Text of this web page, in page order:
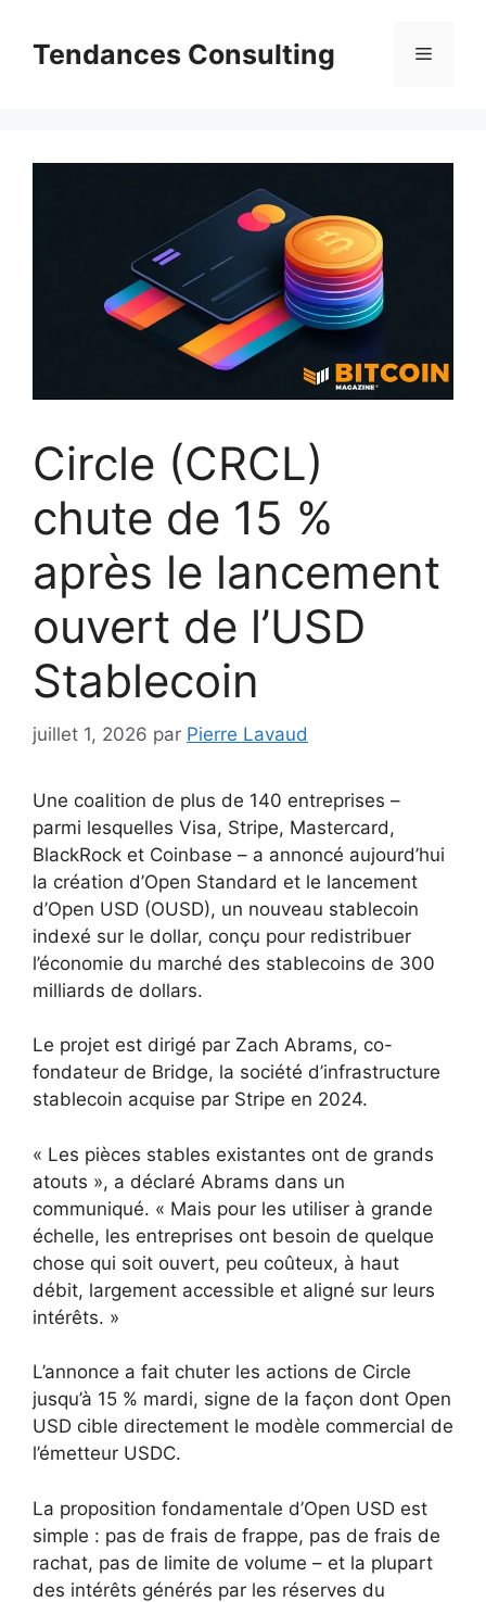
contenuTendances Consulting Menu
Circle (CRCL)
chute de 15 %
après le lancement
ouvert de l’USD
Stablecoin
juillet 1, 2026 par Pierre Lavaud
Une coalition de plus de 140 entreprises –
parmi lesquelles Visa, Stripe, Mastercard,
BlackRock et Coinbase – a annoncé aujourd’hui
la création d’Open Standard et le lancement
d’Open USD (OUSD), un nouveau stablecoin
indexé sur le dollar, conçu pour redistribuer
l’économie du marché des stablecoins de 300
milliards de dollars.
Le projet est dirigé par Zach Abrams, co-
fondateur de Bridge, la société d’infrastructure
stablecoin acquise par Stripe en 2024.
« Les pièces stables existantes ont de grands
atouts », a déclaré Abrams dans un
communiqué. « Mais pour les utiliser à grande
échelle, les entreprises ont besoin de quelque
chose qui soit ouvert, peu coûteux, à haut
débit, largement accessible et aligné sur leurs
intérêts. »
L’annonce a fait chuter les actions de Circle
jusqu’à 15 % mardi, signe de la façon dont Open
USD cible directement le modèle commercial de
l’émetteur USDC.
La proposition fondamentale d’Open USD est
simple : pas de frais de frappe, pas de frais de
rachat, pas de limite de volume – et la plupart
des intérêts générés par les réserves du